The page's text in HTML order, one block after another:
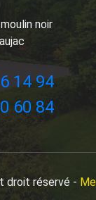
noir
14 94
60 84
droit réservé -